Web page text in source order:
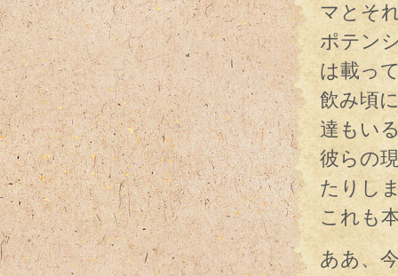
マとそ
ポテン
は載っ
飲み頃
達もい
彼らの
たりし
これも
ああ、